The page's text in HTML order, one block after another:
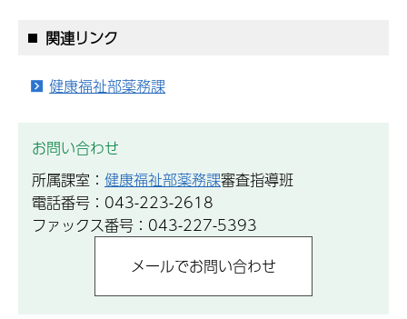
関連リンク
健康福祉部薬務課
お問い合わせ
所属課室： 健康福祉部薬務課審査指導班
電話番号：043-223-2618
ファックス番号：043-227-5393